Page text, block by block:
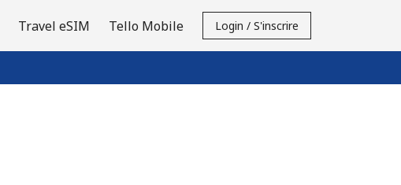
Travel eSIM Tello Mobile Login / S'inscrire